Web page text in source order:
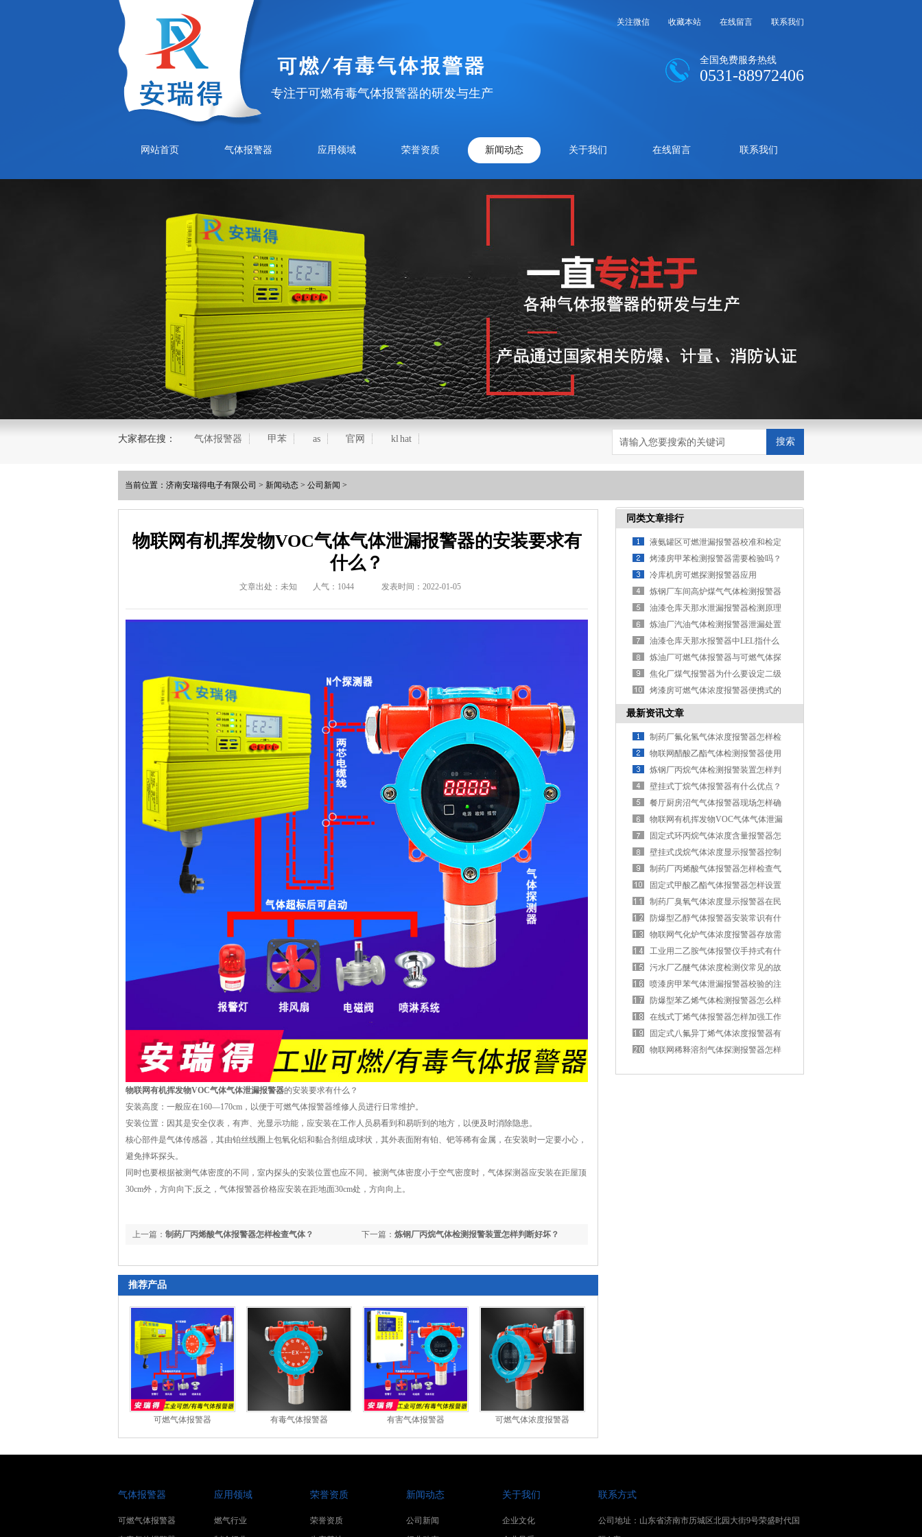
专注于可燃有毒气体报警器的研发与生产
关注微信 收藏本站 在线留言 联系我们
全国免费服务热线
0531-88972406
网站首页 气体报警器 应用领域 荣誉资质 新闻动态 关于我们 在线留言 联系我们
大家都在搜： 气体报警器 甲苯 as 官网 kl hat 搜索
当前位置： 济南安瑞得电子有限公司 > 新闻动态 > 公司新闻 >
物联网有机挥发物VOC气体气体泄漏报警器的安装要求有
什么？
文章出处：未知 人气： 1044 发表时间：2022-01-05
物联网有机挥发物VOC气体气体泄漏报警器的安装要求有什么？
安装高度：一般应在160—170cm，以便于可燃气体报警器维修人员进行日常维护。
安装位置：因其是安全仪表，有声、光显示功能，应安装在工作人员易看到和易听到的地方，以便及时消除隐患。
核心部件是气体传感器，其由铂丝线圈上包氧化铝和黏合剂组成球状，其外表面附有铂、钯等稀有金属，在安装时一定要小心，
避免摔坏探头。
同时也要根据被测气体密度的不同，室内探头的安装位置也应不同。被测气体密度小于空气密度时，气体探测器应安装在距屋顶
30cm外，方向向下;反之，气体报警器价格应安装在距地面30cm处，方向向上。
下一篇： 炼钢厂丙烷气体检测报警装置怎样判断好坏？
上一篇： 制药厂丙烯酸气体报警器怎样检查气体？
推荐产品
可燃气体报警器 有毒气体报警器 有害气体报警器 可燃气体浓度报警器
同类文章排行
液氨罐区可燃泄漏报警器校准和检定
知识
烤漆房甲苯检测报警器需要检验吗？
冷库机房可燃探测报警器应用
炼钢厂车间高炉煤气气体检测报警器
安装环境特点
油漆仓库天那水泄漏报警器检测原理
及检定要求
炼油厂汽油气体检测报警器泄漏处置
方案
油漆仓库天那水报警器中LEL指什么
炼油厂可燃气体报警器与可燃气体探
测器的区别
焦化厂煤气报警器为什么要设定二级
报警呢
烤漆房可燃气体浓度报警器便携式的
保养注意事项
最新资讯文章
制药厂氟化氢气体浓度报警器怎样检
测零点？
物联网醋酸乙酯气体检测报警器使用
前怎样检验？
炼钢厂丙烷气体检测报警装置怎样判
断好坏？
壁挂式丁烷气体报警器有什么优点？
餐厅厨房沼气气体报警器现场怎样确
定安装？
物联网有机挥发物VOC气体气体泄漏
报警器的安装要求有什么？
固定式环丙烷气体浓度含量报警器怎
样接线？
壁挂式戊烷气体浓度显示报警器控制
器怎样维护？
制药厂丙烯酸气体报警器怎样检查气
体？
固定式甲酸乙酯气体报警器怎样设置
报警值？
制药厂臭氧气体浓度显示报警器在民
生方面怎样应用？
防爆型乙醇气体报警器安装常识有什
么？
物联网气化炉气体浓度报警器存放需
要注意什么？
工业用二乙胺气体报警仪手持式有什
么特性？
污水厂乙醚气体浓度检测仪常见的故
障怎样解决？
喷漆房甲苯气体泄漏报警器校验的注
意事项有什么？
防爆型苯乙烯气体检测报警器怎么样
安装核心部件？
在线式丁烯气体报警器怎样加强工作
固定式八氟异丁烯气体浓度报警器有
哪些种类？
物联网稀释溶剂气体探测报警器怎样
气体报警器
可燃气体报警器
应用领域
燃气行业
荣誉资质
荣誉资质
新闻动态
公司新闻
关于我们
企业文化
联系方式
公司地址：山东省济南市历城区北园大街9号荣盛时代国